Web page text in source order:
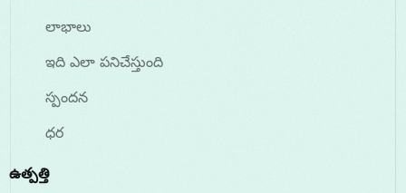
లాభాలు
ఇది ఎలా పనిచేస్తుంది
స్పందన
ధర
ఉత్పత్తి